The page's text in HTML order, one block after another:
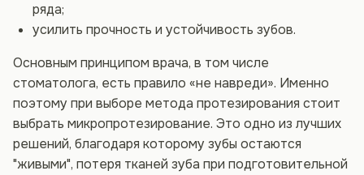
ряда;
усилить прочность и устойчивость зубов.
Основным принципом врача, в том числе
стоматолога, есть правило «не навреди». Именно
поэтому при выборе метода протезирования стоит
выбрать микропротезирование. Это одно из лучших
решений, благодаря которому зубы остаются
"живыми", потеря тканей зуба при подготовительной